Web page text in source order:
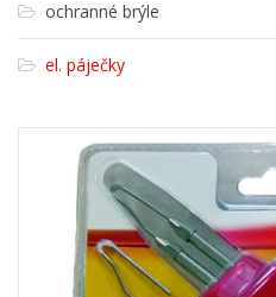
ochranné brýle
el. páječky